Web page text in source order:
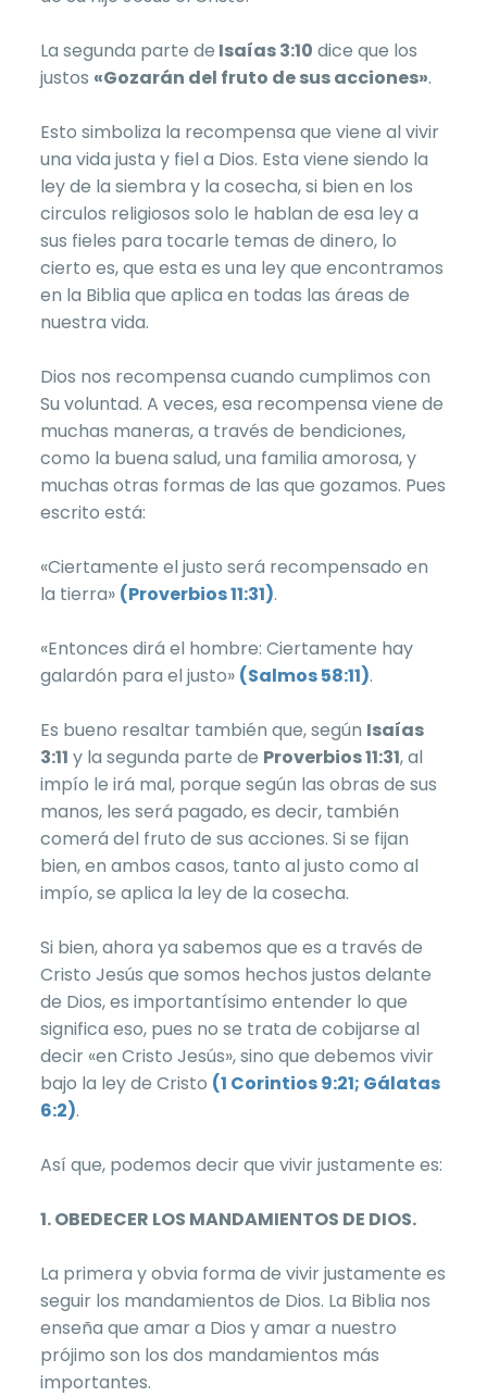
La segunda parte de Isaías 3:10 dice que los
justos «Gozarán del fruto de sus acciones».
Esto simboliza la recompensa que viene al vivir
una vida justa y fiel a Dios. Esta viene siendo la
ley de la siembra y la cosecha, si bien en los
circulos religiosos solo le hablan de esa ley a
sus fieles para tocarle temas de dinero, lo
cierto es, que esta es una ley que encontramos
en la Biblia que aplica en todas las áreas de
nuestra vida.
Dios nos recompensa cuando cumplimos con
Su voluntad. A veces, esa recompensa viene de
muchas maneras, a través de bendiciones,
como la buena salud, una familia amorosa, y
muchas otras formas de las que gozamos. Pues
escrito está:
«Ciertamente el justo será recompensado en
la tierra» (Proverbios 11:31).
«Entonces dirá el hombre: Ciertamente hay
galardón para el justo» (Salmos 58:11).
Es bueno resaltar también que, según Isaías
3:11 y la segunda parte de Proverbios 11:31, al
impío le irá mal, porque según las obras de sus
manos, les será pagado, es decir, también
comerá del fruto de sus acciones. Si se fijan
bien, en ambos casos, tanto al justo como al
impío, se aplica la ley de la cosecha.
Si bien, ahora ya sabemos que es a través de
Cristo Jesús que somos hechos justos delante
de Dios, es importantísimo entender lo que
significa eso, pues no se trata de cobijarse al
decir «en Cristo Jesús», sino que debemos vivir
bajo la ley de Cristo (1 Corintios 9:21; Gálatas
6:2).
Así que, podemos decir que vivir justamente es:
1. OBEDECER LOS MANDAMIENTOS DE DIOS.
La primera y obvia forma de vivir justamente es
seguir los mandamientos de Dios. La Biblia nos
enseña que amar a Dios y amar a nuestro
prójimo son los dos mandamientos más
importantes.